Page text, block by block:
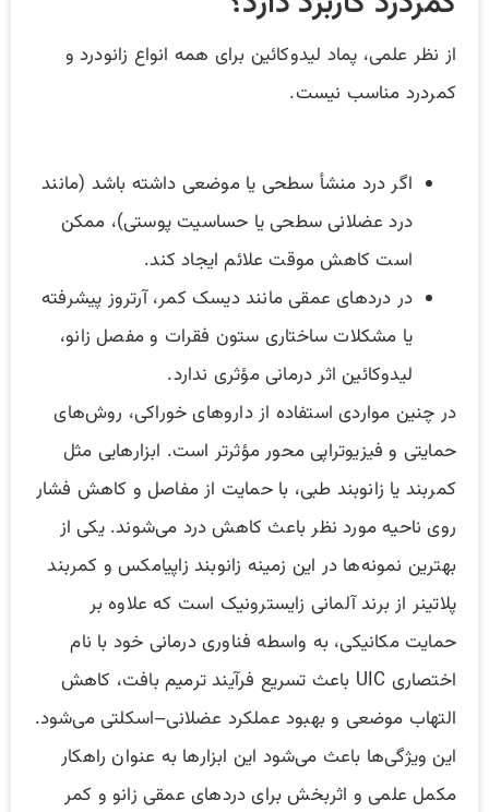
از نظر علمی، پماد لیدوکائین برای همه انواع زانودرد و
کمردرد مناسب نیست.
اگر درد منشأ سطحی یا موضعی داشته باشد (مانند
درد عضلانی سطحی یا حساسیت پوستی)، ممکن
است کاهش موقت علائم ایجاد کند.
در دردهای عمقی مانند دیسک کمر، آرتروز پیشرفته
یا مشکلات ساختاری ستون فقرات و مفصل زانو،
لیدوکائین اثر درمانی مؤثری ندارد.
در چنین مواردی استفاده از داروهای خوراکی، روش‌های
حمایتی و فیزیوتراپی محور مؤثرتر است. ابزارهایی مثل
کمربند یا زانوبند طبی، با حمایت از مفاصل و کاهش فشار
روی ناحیه مورد نظر باعث کاهش درد می‌شوند. یکی از
بهترین نمونه‌ها در این زمینه زانوبند زاپیامکس و کمربند
پلاتینر از برند آلمانی زایسترونیک است که علاوه بر
حمایت مکانیکی، به واسطه فناوری درمانی خود با نام
اختصاری UIC باعث تسریع فرآیند ترمیم بافت، کاهش
التهاب موضعی و بهبود عملکرد عضلانی–اسکلتی می‌شود.
این ویژگی‌ها باعث می‌شود این ابزارها به عنوان راهکار
مکمل علمی و اثربخش برای دردهای عمقی زانو و کمر